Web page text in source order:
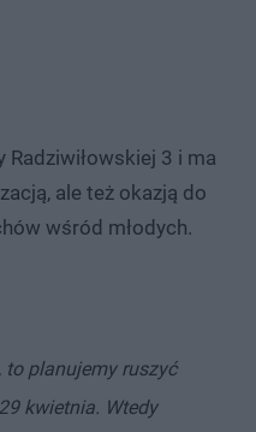
Radziwiłowskiej 3 i ma
ale też okazją do
wśród młodych.
to planujemy ruszyć
kwietnia. Wtedy